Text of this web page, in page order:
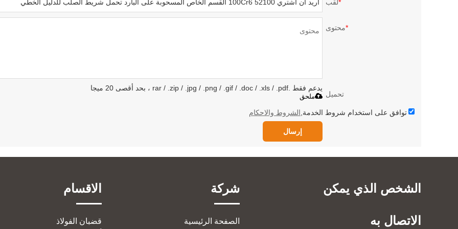
*لقب
*محتوى
تحميل
يدعم فقط .rar / .zip / .jpg / .png / .gif / .doc / .xls / .pdf ، بحد أقصى 20 ميجا
ملحق
توافق على استخدام شروط الخدمة, الشروط والاحكام
إرسال
الشخص الذي يمكن
الاتصال به
شركة
الصفحة الرئيسية
الاقسام
قضبان الفولاذ